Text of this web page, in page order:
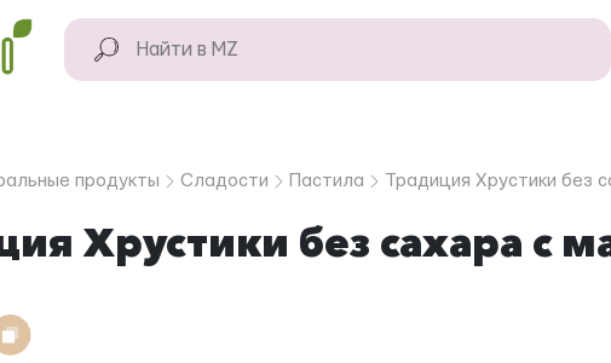
продукты Сладости Пастила Традиция Хрустики без
Хрустики без сахара с